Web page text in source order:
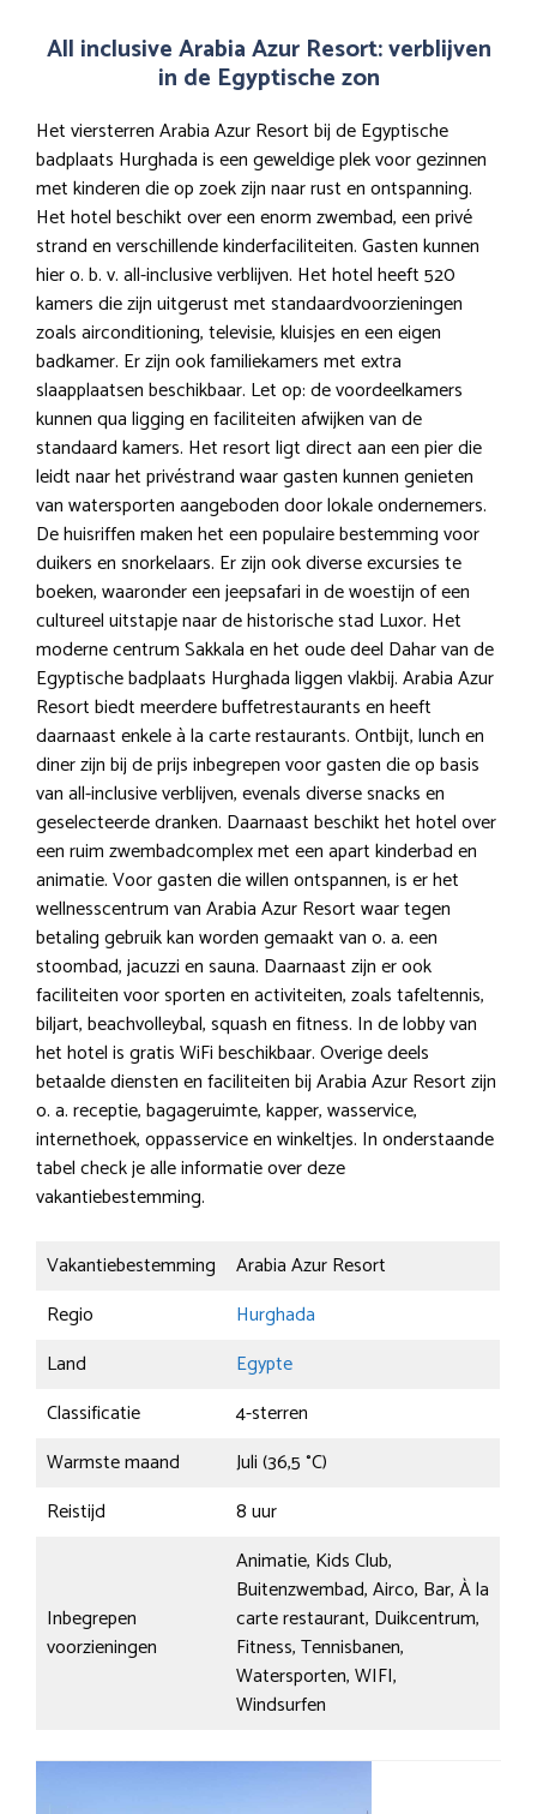
All inclusive Arabia Azur Resort: verblijven
in de Egyptische zon
Het viersterren Arabia Azur Resort bij de Egyptische
badplaats Hurghada is een geweldige plek voor gezinnen
met kinderen die op zoek zijn naar rust en ontspanning.
Het hotel beschikt over een enorm zwembad, een privé
strand en verschillende kinderfaciliteiten. Gasten kunnen
hier o. b. v. all-inclusive verblijven. Het hotel heeft 520
kamers die zijn uitgerust met standaardvoorzieningen
zoals airconditioning, televisie, kluisjes en een eigen
badkamer. Er zijn ook familiekamers met extra
slaapplaatsen beschikbaar. Let op: de voordeelkamers
kunnen qua ligging en faciliteiten afwijken van de
standaard kamers. Het resort ligt direct aan een pier die
leidt naar het privéstrand waar gasten kunnen genieten
van watersporten aangeboden door lokale ondernemers.
De huisriffen maken het een populaire bestemming voor
duikers en snorkelaars. Er zijn ook diverse excursies te
boeken, waaronder een jeepsafari in de woestijn of een
cultureel uitstapje naar de historische stad Luxor. Het
moderne centrum Sakkala en het oude deel Dahar van de
Egyptische badplaats Hurghada liggen vlakbij. Arabia Azur
Resort biedt meerdere buffetrestaurants en heeft
daarnaast enkele à la carte restaurants. Ontbijt, lunch en
diner zijn bij de prijs inbegrepen voor gasten die op basis
van all-inclusive verblijven, evenals diverse snacks en
geselecteerde dranken. Daarnaast beschikt het hotel over
een ruim zwembadcomplex met een apart kinderbad en
animatie. Voor gasten die willen ontspannen, is er het
wellnesscentrum van Arabia Azur Resort waar tegen
betaling gebruik kan worden gemaakt van o. a. een
stoombad, jacuzzi en sauna. Daarnaast zijn er ook
faciliteiten voor sporten en activiteiten, zoals tafeltennis,
biljart, beachvolleybal, squash en fitness. In de lobby van
het hotel is gratis WiFi beschikbaar. Overige deels
betaalde diensten en faciliteiten bij Arabia Azur Resort zijn
o. a. receptie, bagageruimte, kapper, wasservice,
internethoek, oppasservice en winkeltjes. In onderstaande
tabel check je alle informatie over deze
vakantiebestemming.
Vakantiebestemming
Arabia Azur Resort
Regio
Hurghada
Land
Egypte
Classificatie
4-sterren
Warmste maand
Juli (36,5 °C)
Reistijd
8 uur
Inbegrepen
voorzieningen
Animatie, Kids Club,
Buitenzwembad, Airco, Bar, À la
carte restaurant, Duikcentrum,
Fitness, Tennisbanen,
Watersporten, WIFI,
Windsurfen